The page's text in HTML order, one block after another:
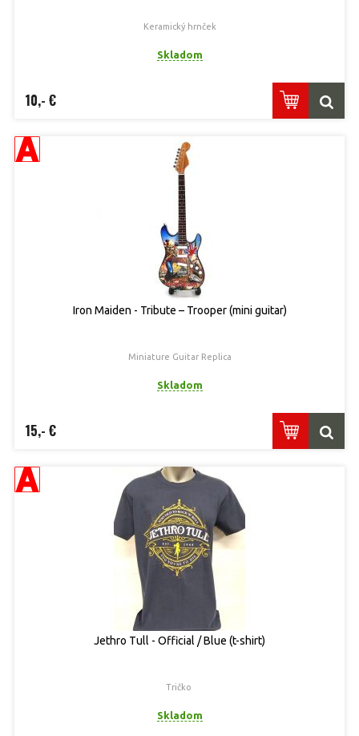
Keramický hrnček
Skladom
10,- €
Iron Maiden - Tribute – Trooper (mini guitar)
Miniature Guitar Replica
Skladom
15,- €
Jethro Tull - Official / Blue (t-shirt)
Tričko
Skladom